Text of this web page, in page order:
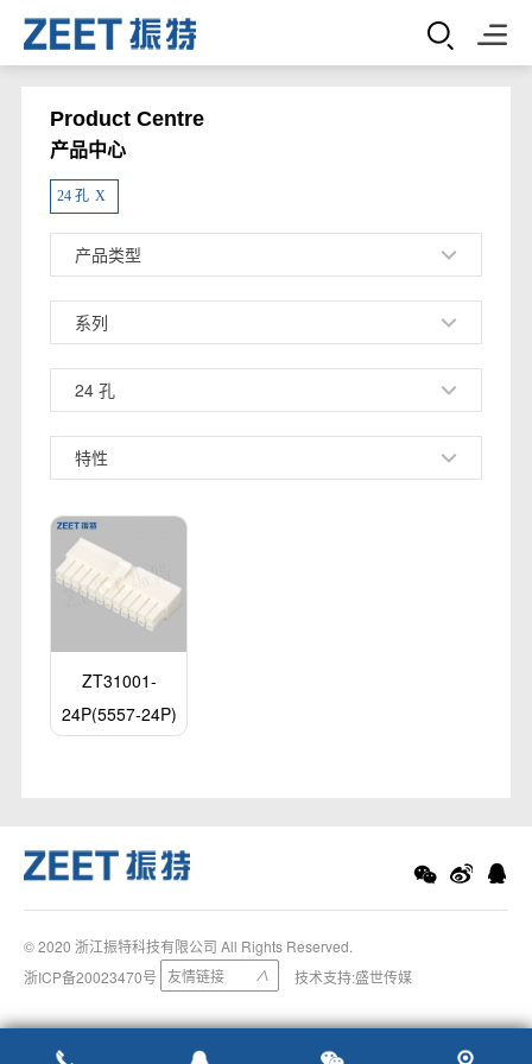
Product Centre
产品中心
24 孔 X
产品类型
系列
24 孔
特性
ZT31001-
24P(5557-24P)
© 2020 浙江振特科技有限公司 All Rights Reserved.
浙ICP备20023470号
友情链接 ∨ 技术支持:盛世传媒